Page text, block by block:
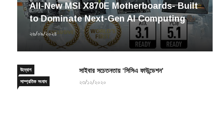
All-New MSI X870E Motherboards- Built
to Dominate Next-Gen AI Computing
২৬/০৯/২০২৪
উদ্যোগ
সাম্প্রতিক সংবাদ
সাইবার সচেতনতায় ‘সিসিএ ফাউন্ডেশন’
২৩/১২/২০২০